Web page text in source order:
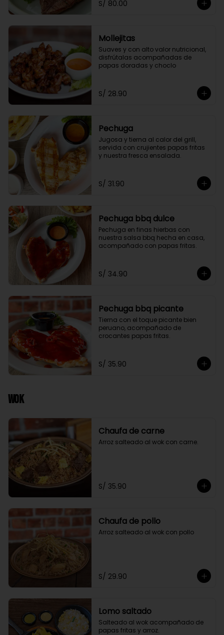
S/ 80.00
Mollejitas
Suaves y con alto valor nutricional,
disfrútalas acompañadas de
papas doradas y choclo
S/ 28.90
Pechuga
Jugosa y tierna al calor del grill,
servida con crujientes papas fritas
y nuestra fresca ensalada.
S/ 31.90
Pechuga bbq dulce
Pechuga en finas hierbas con
nuestra salsa bbq hecha en casa,
acompañado con papas fritas.
S/ 34.90
Pechuga bbq picante
Tierna con el toque picante bien
peruano, acompañado de
crocantes papas fritas.
S/ 35.90
Wok
Chaufa de carne
Arroz salteado al wok con carne.
S/ 35.90
Chaufa de pollo
Arroz salteado al wok con pollo
S/ 29.90
Lomo saltado
Salteado al wok acompañado de
papas fritas y arroz.